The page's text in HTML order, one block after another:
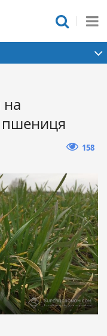
на
пшениця
158